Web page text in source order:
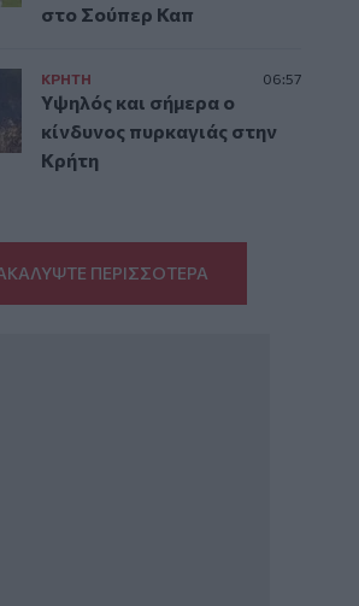
στο Σούπερ Καπ
ΚΡΗΤΗ 06:57
Υψηλός και σήμερα ο
κίνδυνος πυρκαγιάς στην
Κρήτη
ΠΕΡΙΣΣΟΤΕΡΑ